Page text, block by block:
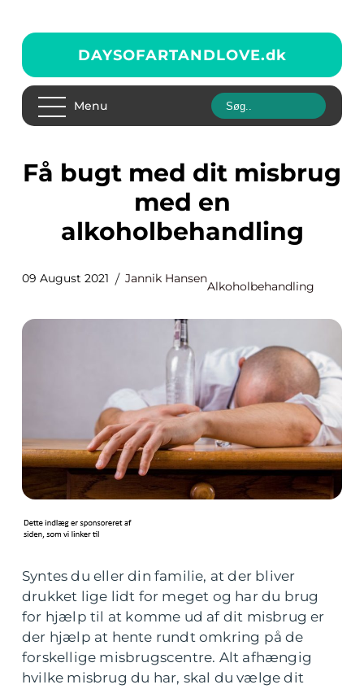
DAYSOFARTANDLOVE.dk
Menu
Få bugt med dit misbrug
med en
alkoholbehandling
09 August 2021 Jannik Hansen
Alkoholbehandling
Syntes du eller din familie, at der bliver
drukket lige lidt for meget og har du brug
for hjælp til at komme ud af dit misbrug er
der hjælp at hente rundt omkring på de
forskellige misbrugscentre. Alt afhængig
hvilke misbrug du har, skal du vælge dit